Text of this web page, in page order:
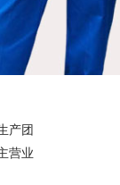
产团
营业